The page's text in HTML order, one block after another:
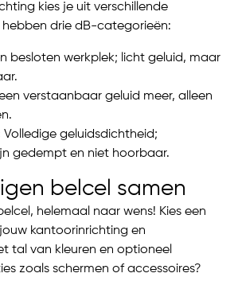
kies je uit verschillende
hebben drie dB-categorieën:
besloten werkplek; licht geluid, maar
verstaanbaar geluid meer, alleen
Volledige geluidsdichtheid;
gedempt en niet hoorbaar.
belcel samen
helemaal naar wens! Kies een
kantoorinrichting en
tal van kleuren en optioneel
zoals schermen of accessoires?